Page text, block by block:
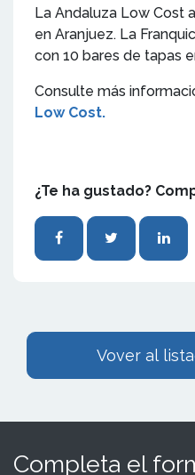
La Andaluza Low Cost
en Aranjuez. La
con 10 bares de tapas
Consulte más
Low Cost.
¿Te ha gustado?
Vover al
Completa el